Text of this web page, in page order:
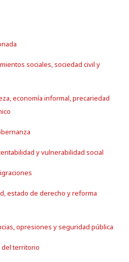
sociales, sociedad civil y
economía informal, precariedad
y vulnerabilidad social
estado de derecho y reforma
opresiones y seguridad pública
del territorio